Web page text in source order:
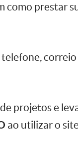
como prestar
correio
projetos e
ao utilizar o